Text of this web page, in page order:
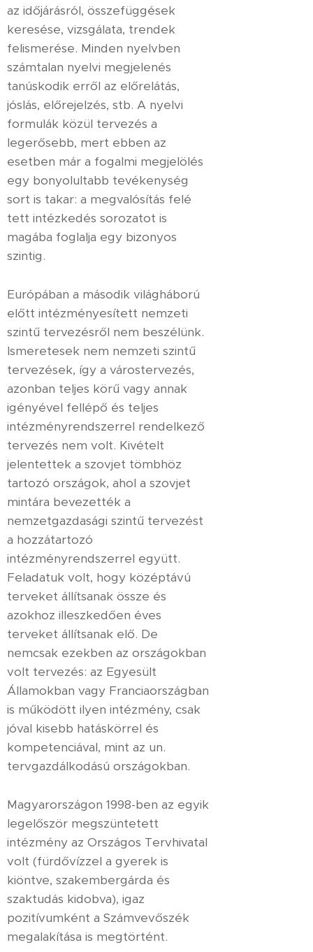
az időjárásról, összefüggések
keresése, vizsgálata, trendek
felismerése. Minden nyelvben
számtalan nyelvi megjelenés
tanúskodik erről az előrelátás,
jóslás, előrejelzés, stb. A nyelvi
formulák közül tervezés a
legerősebb, mert ebben az
esetben már a fogalmi megjelölés
egy bonyolultabb tevékenység
sort is takar: a megvalósítás felé
tett intézkedés sorozatot is
magába foglalja egy bizonyos
szintig.
Európában a második világháború
előtt intézményesített nemzeti
szintű tervezésről nem beszélünk.
Ismeretesek nem nemzeti szintű
tervezések, így a várostervezés,
azonban teljes körű vagy annak
igényével fellépő és teljes
intézményrendszerrel rendelkező
tervezés nem volt. Kivételt
jelentettek a szovjet tömbhöz
tartozó országok, ahol a szovjet
mintára bevezették a
nemzetgazdasági szintű tervezést
a hozzátartozó
intézményrendszerrel együtt.
Feladatuk volt, hogy középtávú
terveket állítsanak össze és
azokhoz illeszkedően éves
terveket állítsanak elő. De
nemcsak ezekben az országokban
volt tervezés: az Egyesült
Államokban vagy Franciaországban
is működött ilyen intézmény, csak
jóval kisebb hatáskörrel és
kompetenciával, mint az un.
tervgazdálkodású országokban.
Magyarországon 1998-ben az egyik
legelőször megszüntetett
intézmény az Országos Tervhivatal
volt (fürdővízzel a gyerek is
kiöntve, szakembergárda és
szaktudás kidobva), igaz
pozitívumként a Számvevőszék
megalakítása is megtörtént.